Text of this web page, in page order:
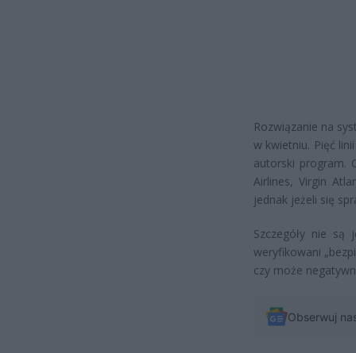
Rozwiązanie na
w kwietniu. Pięć
autorski program.
Airlines, Virgin
jednak jeżeli się
Szczegóły nie
weryfikowani
czy może
Obserwuj